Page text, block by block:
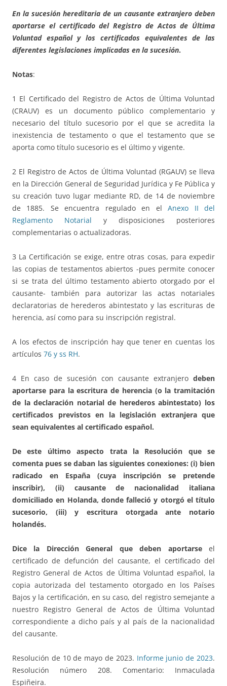
En la sucesión hereditaria de un causante extranjero deben
aportarse el certificado del Registro de Actos de Última
Voluntad español y los certificados equivalentes de las
diferentes legislaciones implicadas en la sucesión.
Notas:
1 El Certificado del Registro de Actos de Última Voluntad
(CRAUV) es un documento público complementario y
necesario del título sucesorio por el que se acredita la
inexistencia de testamento o que el testamento que se
aporta como título sucesorio es el último y vigente.
2 El Registro de Actos de Última Voluntad (RGAUV) se lleva
en la Dirección General de Seguridad Jurídica y Fe Pública y
su creación tuvo lugar mediante RD, de 14 de noviembre
de 1885. Se encuentra regulado en elAnexo II del
Reglamento Notarial y disposiciones posteriores
complementarias o actualizadoras.
3 La Certificación se exige, entre otras cosas, para expedir
las copias de testamentos abiertos -pues permite conocer
si se trata del último testamento abierto otorgado por el
causante- también para autorizar las actas notariales
declaratorias de herederos abintestato y las escrituras de
herencia, así como para su inscripción registral.
A los efectos de inscripción hay que tener en cuentas los
artículos 76 y ss RH.
4 En caso de sucesión con causante extranjero deben
aportarse para la escritura de herencia (o la tramitación
de la declaración notarial de herederos abintestato) los
certificados previstos en la legislación extranjera que
sean equivalentes al certificado español.
De este último aspecto trata la Resolución que se
comenta pues se daban las siguientes conexiones: (i) bien
radicado en España (cuya inscripción se pretende
inscribir), (ii) causante de nacionalidad italiana
domiciliado en Holanda, donde falleció y otorgó el título
sucesorio, (iii) y escritura otorgada ante notario
holandés.
Dice la Dirección General que deben aportarseel
certificado de defunción del causante, el certificado del
Registro General de Actos de Última Voluntad español, la
copia autorizada del testamento otorgado en los Países
Bajos y la certificación, en su caso, del registro semejante a
nuestro Registro General de Actos de Última Voluntad
correspondiente a dicho país y al país de la nacionalidad
del causante.
Resolución de 10 de mayo de 2023. Informe junio de 2023.
Resolución número 208. Comentario: Inmaculada
Espiñeira.